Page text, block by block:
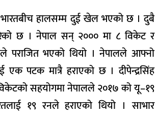
भारतबीच हालसम्म दुई खेल भएको छ । दुबै
छ । नेपाल सन् २००० मा ८ विकेट र
पराजित भएको थियो । नेपालले आफ्नो
एक पटक मात्रै हराएको छ । दीपेन्द्रसिंह
सहयोगमा नेपालले २०१७ को यू–१९
१९ रनले हराएको थियो । साभार